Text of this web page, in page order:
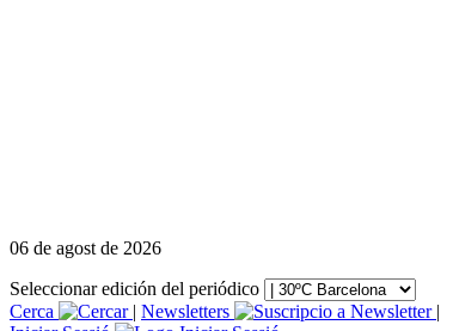
06 de agost de 2026
Seleccionar edición del periódico
Cerca
| Newsletters
|